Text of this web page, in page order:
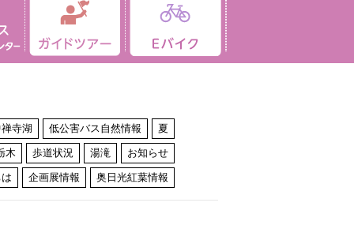
寺湖 低公害バス自然情報 夏
木 歩道状況 湯滝 お知らせ
企画展情報 奥日光紅葉情報